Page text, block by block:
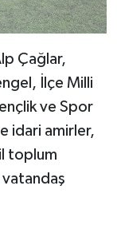
Çağlar,
İlçe Milli
ve Spor
idari amirler,
toplum
vatandaş